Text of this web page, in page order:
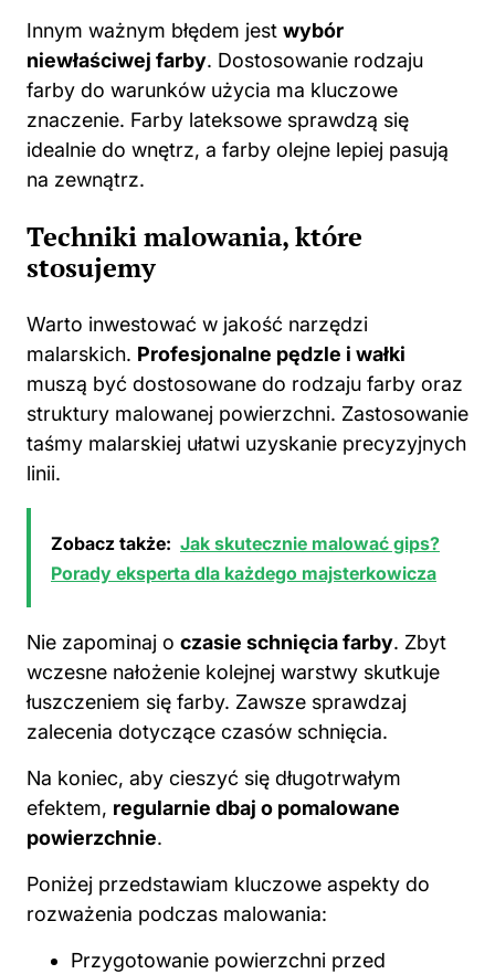
Innym ważnym błędem jest wybór
niewłaściwej farby. Dostosowanie rodzaju
farby do warunków użycia ma kluczowe
znaczenie. Farby lateksowe sprawdzą się
idealnie do wnętrz, a farby olejne lepiej pasują
na zewnątrz.
Techniki malowania, które
stosujemy
Warto inwestować w jakość narzędzi
malarskich. Profesjonalne pędzle i wałki
muszą być dostosowane do rodzaju farby oraz
struktury malowanej powierzchni. Zastosowanie
taśmy malarskiej ułatwi uzyskanie precyzyjnych
linii.
Zobacz także: Jak skutecznie malować gips?
Porady eksperta dla każdego majsterkowicza
Nie zapominaj o czasie schnięcia farby. Zbyt
wczesne nałożenie kolejnej warstwy skutkuje
łuszczeniem się farby. Zawsze sprawdzaj
zalecenia dotyczące czasów schnięcia.
Na koniec, aby cieszyć się długotrwałym
efektem, regularnie dbaj o pomalowane
powierzchnie.
Poniżej przedstawiam kluczowe aspekty do
rozważenia podczas malowania:
Przygotowanie powierzchni przed